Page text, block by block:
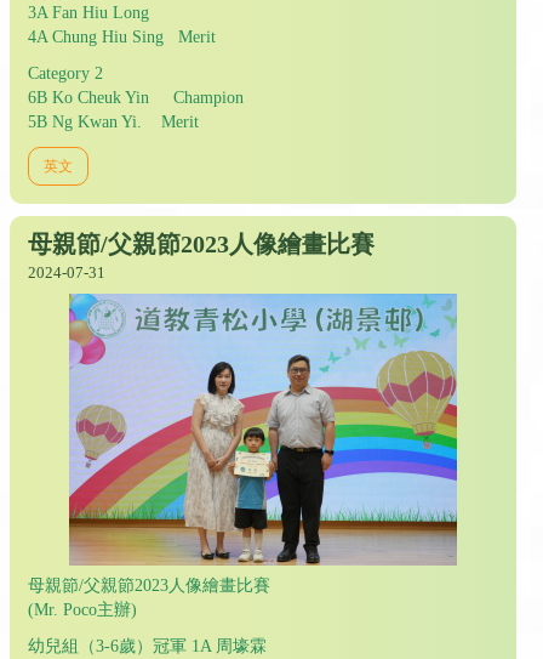
3A Fan Hiu Long
4A Chung Hiu Sing Merit
Category 2
6B Ko Cheuk Yin Champion
5B Ng Kwan Yi. Merit
英文
母親節/父親節2023人像繪畫比賽
2024-07-31
母親節/父親節2023人像繪畫比賽
(Mr. Poco主辦)
幼兒組（3-6歲）冠軍 1A 周壕霖